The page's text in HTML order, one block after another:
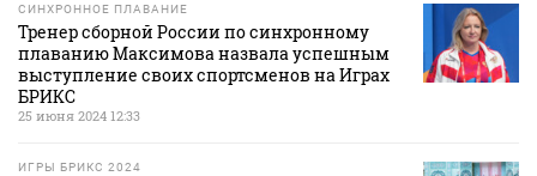
СИНХРОННОЕ ПЛАВАНИЕ
Тренер сборной России по синхронному
плаванию Максимова назвала успешным
выступление своих спортсменов на Играх
БРИКС
25 июня 2024 12:33
ИГРЫ БРИКС 2024